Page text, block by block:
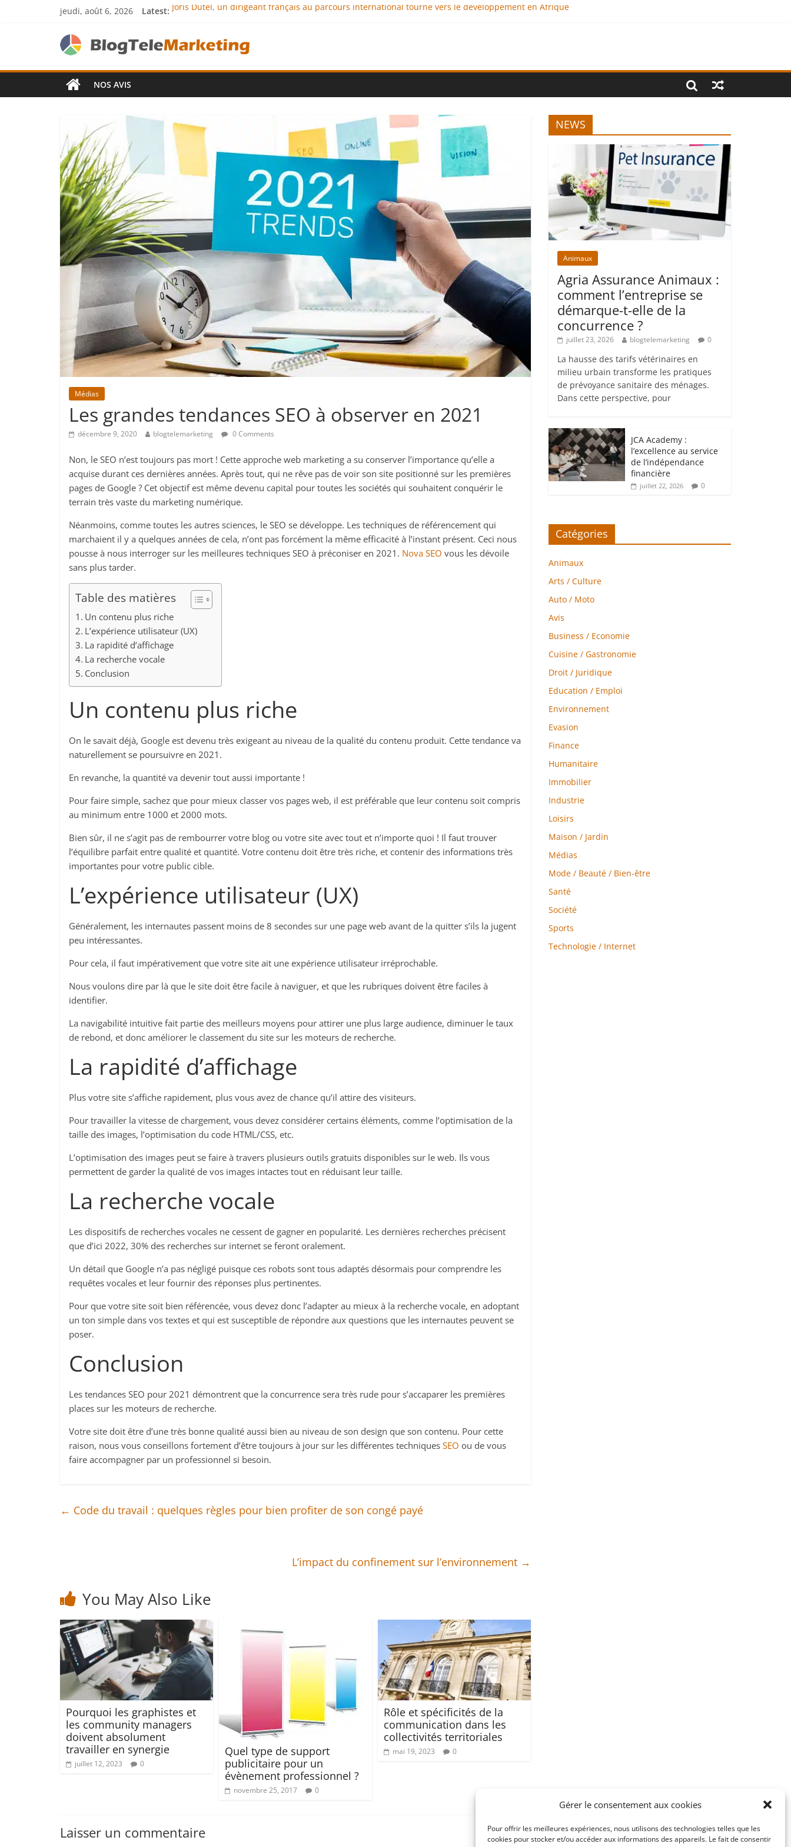
Gérer le consentement aux cookies
Pour offrir les meilleures expériences, nous utilisons des technologies telles que les
cookies pour stocker et/ou accéder aux informations des appareils. Le fait de consentir
jeudi, août 6, 2026 Latest: Joris Dutel, un dirigeant français au parcours international tourné vers le développement en Afrique
JCA Academy : l’excellence au service de l’indépendance financière
Denis Bouclon : la diplomatie éducative comme moteur de coopération internationale
NOS AVIS
Médias
Les grandes tendances SEO à observer en 2021
décembre 9, 2020 blogtelemarketing 0 Comments
Non, le SEO n’est toujours pas mort ! Cette approche web marketing a su conserver l’importance qu’elle a
acquise durant ces dernières années. Après tout, qui ne rêve pas de voir son site positionné sur les premières
pages de Google ? Cet objectif est même devenu capital pour toutes les sociétés qui souhaitent conquérir le
terrain très vaste du marketing numérique.
Néanmoins, comme toutes les autres sciences, le SEO se développe. Les techniques de référencement qui
marchaient il y a quelques années de cela, n’ont pas forcément la même efficacité à l’instant présent. Ceci nous
pousse à nous interroger sur les meilleures techniques SEO à préconiser en 2021. Nova SEO vous les dévoile
sans plus tarder.
Table des matières
Un contenu plus riche
L’expérience utilisateur (UX)
La rapidité d’affichage
La recherche vocale
Conclusion
Un contenu plus riche
On le savait déjà, Google est devenu très exigeant au niveau de la qualité du contenu produit. Cette tendance va
naturellement se poursuivre en 2021.
En revanche, la quantité va devenir tout aussi importante !
Pour faire simple, sachez que pour mieux classer vos pages web, il est préférable que leur contenu soit compris
au minimum entre 1000 et 2000 mots.
Bien sûr, il ne s’agit pas de rembourrer votre blog ou votre site avec tout et n’importe quoi ! Il faut trouver
l’équilibre parfait entre qualité et quantité. Votre contenu doit être très riche, et contenir des informations très
importantes pour votre public cible.
L’expérience utilisateur (UX)
Généralement, les internautes passent moins de 8 secondes sur une page web avant de la quitter s’ils la jugent
peu intéressantes.
Pour cela, il faut impérativement que votre site ait une expérience utilisateur irréprochable.
Nous voulons dire par là que le site doit être facile à naviguer, et que les rubriques doivent être faciles à
identifier.
La navigabilité intuitive fait partie des meilleurs moyens pour attirer une plus large audience, diminuer le taux
de rebond, et donc améliorer le classement du site sur les moteurs de recherche.
La rapidité d’affichage
Plus votre site s’affiche rapidement, plus vous avez de chance qu’il attire des visiteurs.
Pour travailler la vitesse de chargement, vous devez considérer certains éléments, comme l’optimisation de la
taille des images, l’optimisation du code HTML/CSS, etc.
L’optimisation des images peut se faire à travers plusieurs outils gratuits disponibles sur le web. Ils vous
permettent de garder la qualité de vos images intactes tout en réduisant leur taille.
La recherche vocale
Les dispositifs de recherches vocales ne cessent de gagner en popularité. Les dernières recherches précisent
que d’ici 2022, 30% des recherches sur internet se feront oralement.
Un détail que Google n’a pas négligé puisque ces robots sont tous adaptés désormais pour comprendre les
requêtes vocales et leur fournir des réponses plus pertinentes.
Pour que votre site soit bien référencée, vous devez donc l’adapter au mieux à la recherche vocale, en adoptant
un ton simple dans vos textes et qui est susceptible de répondre aux questions que les internautes peuvent se
poser.
Conclusion
Les tendances SEO pour 2021 démontrent que la concurrence sera très rude pour s’accaparer les premières
places sur les moteurs de recherche.
Votre site doit être d’une très bonne qualité aussi bien au niveau de son design que son contenu. Pour cette
raison, nous vous conseillons fortement d’être toujours à jour sur les différentes techniques SEO ou de vous
faire accompagner par un professionnel si besoin.
← Code du travail : quelques règles pour bien profiter de son congé payé
L’impact du confinement sur l’environnement →
You May Also Like
Pourquoi les graphistes et
les community managers
doivent absolument
travailler en synergie
juillet 12, 2023 0
Quel type de support
publicitaire pour un
évènement professionnel ?
novembre 25, 2017 0
Rôle et spécificités de la
communication dans les
collectivités territoriales
mai 19, 2023 0
Laisser un commentaire
NEWS
Animaux
Agria Assurance Animaux :
comment l’entreprise se
démarque-t-elle de la
concurrence ?
juillet 23, 2026 blogtelemarketing 0
La hausse des tarifs vétérinaires en
milieu urbain transforme les pratiques
de prévoyance sanitaire des ménages.
Dans cette perspective, pour
JCA Academy :
l’excellence au service
de l’indépendance
financière
juillet 22, 2026 0
Catégories
Animaux
Arts / Culture
Auto / Moto
Avis
Business / Economie
Cuisine / Gastronomie
Droit / Juridique
Education / Emploi
Environnement
Evasion
Finance
Humanitaire
Immobilier
Industrie
Loisirs
Maison / Jardin
Médias
Mode / Beauté / Bien-être
Santé
Société
Sports
Technologie / Internet